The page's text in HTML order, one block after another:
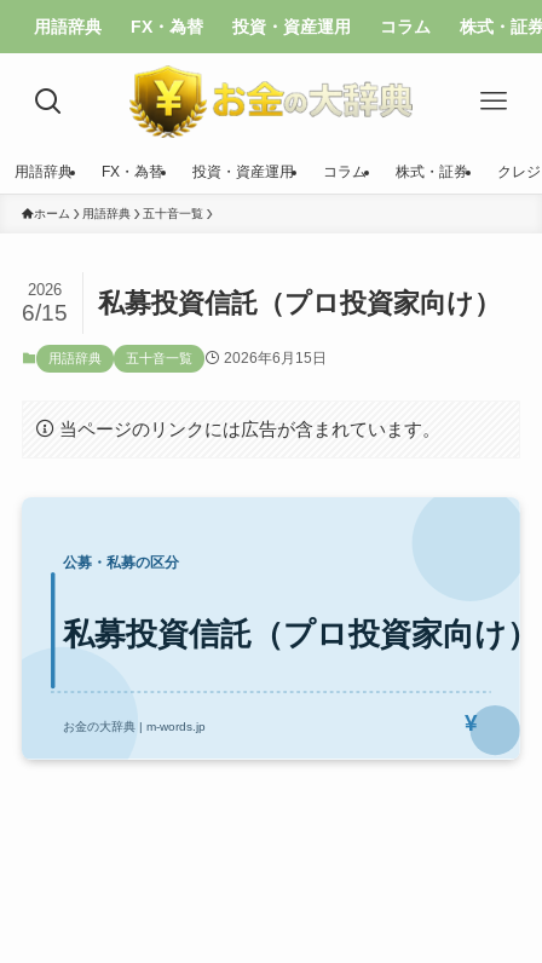
用語辞典 FX・為替 投資・資産運用 コラム 株式・証
用語辞典 FX・為替 投資・資産運用 コラム 株式・証券 クレ
ホーム 用語辞典 五十音一覧
私募投資信託（プロ投資家向け）
2026
6/15
用語辞典 五十音一覧 2026年6月15日
当ページのリンクには広告が含まれています。